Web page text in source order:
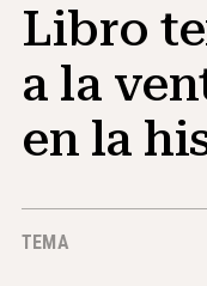
institutos
Enseñanza
Libro
a la
en la
TEMA